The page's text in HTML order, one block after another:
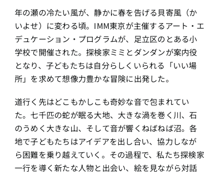
年の瀬の冷たい風が、静かに春を告げる貝寄風（か
いよせ）に変わる頃。IMM東京が主催するアート・エ
デュケーション・プログラムが、足立区のとある小
学校で開催された。探検家ミミとダンダンが案内役
となり、子どもたちは自分らしくいられる「いい場
所」を求めて想像力豊かな冒険に出発した。
道行く先はどこもかしこも奇妙な音で包まれてい
た。七千匹の蛇が眠る大地、大きな渦を巻く川、石
のうめく大きな山、そして音が響くねばねば沼。各
地で子どもたちはアイデアを出し合い、協力しなが
ら困難を乗り越えていく。その過程で、私たち探検家
一行を導く新たな人物と出会い、絵を見ながら対話